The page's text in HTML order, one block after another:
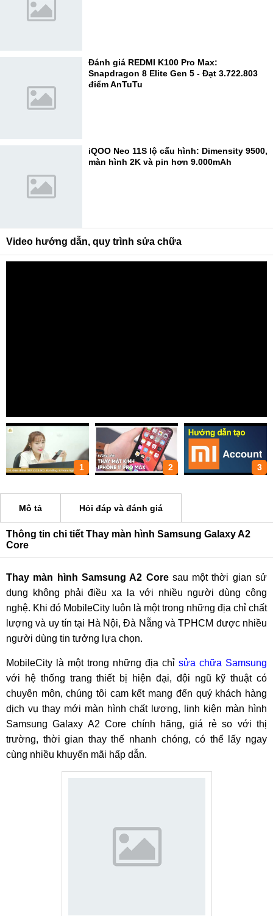
Đánh giá REDMI K100 Pro Max:
Snapdragon 8 Elite Gen 5 - Đạt 3.722.803
điểm AnTuTu
iQOO Neo 11S lộ cấu hình: Dimensity 9500,
màn hình 2K và pin hơn 9.000mAh
Video hướng dẫn, quy trình sửa chữa
1 2 3
Mô tả Hỏi đáp và đánh giá
Thông tin chi tiết Thay màn hình Samsung Galaxy A2
Core
Thay màn hình Samsung A2 Coresau một thời gian sử
dụng không phải điều xa lạ với nhiều người dùng công
nghệ. Khi đó MobileCity luôn là một trong những địa chỉ chất
lượng và uy tín tại Hà Nội, Đà Nẵng và TPHCM được nhiều
người dùng tin tưởng lựa chọn.
MobileCity là một trong những địa chỉ sửa chữa Samsung
với hệ thống trang thiết bị hiện đại, đội ngũ kỹ thuật có
chuyên môn, chúng tôi cam kết mang đến quý khách hàng
dịch vụ thay mới màn hình chất lượng, linh kiện màn hình
Samsung Galaxy A2 Core chính hãng, giá rẻ so với thị
trường, thời gian thay thế nhanh chóng, có thể lấy ngay
cùng nhiều khuyến mãi hấp dẫn.